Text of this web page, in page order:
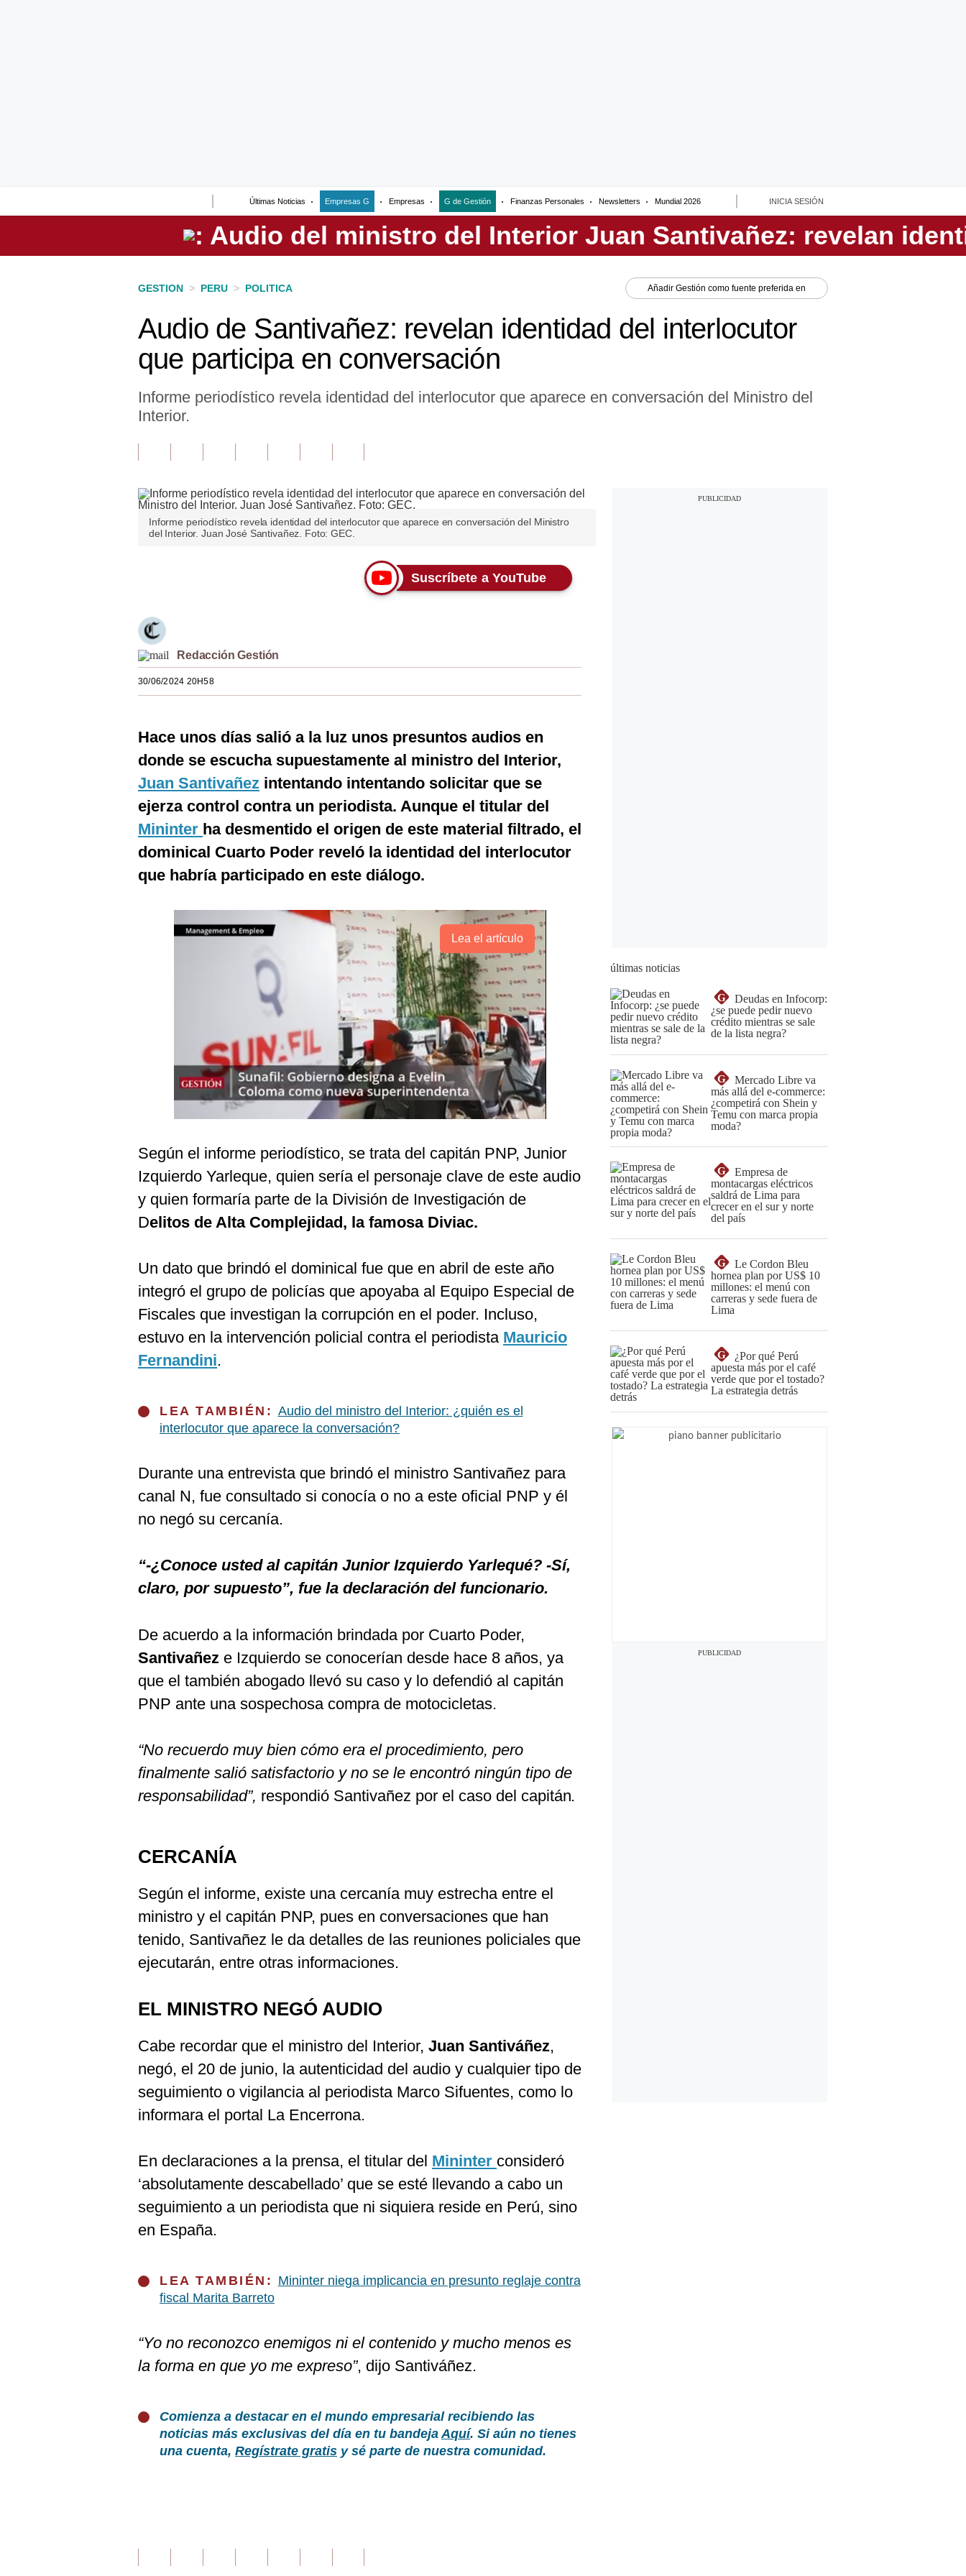
Últimas Noticias Empresas G Empresas G de Gestión Finanzas Personales Newsletters Mundial 2026 INICIA SESIÓN
Perú
GESTION > PERU > POLITICA Añadir Gestión como fuente preferida en
Audio de Santivañez: revelan identidad del interlocutor
que participa en conversación
Informe periodístico revela identidad del interlocutor que aparece en conversación del Ministro del
Interior.
Informe periodístico revela identidad del interlocutor que aparece en conversación del Ministro
del Interior. Juan José Santivañez. Foto: GEC.
Suscríbete a YouTube
Redacción Gestión
30/06/2024 20H58
Hace unos días salió a la luz unos presuntos audios en
donde se escucha supuestamente al ministro del Interior,
Juan Santivañez intentando intentando solicitar que se
ejerza control contra un periodista. Aunque el titular del
Mininter ha desmentido el origen de este material filtrado, el
dominical Cuarto Poder reveló la identidad del interlocutor
que habría participado en este diálogo.
Lea el artículo
Según el informe periodístico, se trata del capitán PNP, Junior
Izquierdo Yarleque, quien sería el personaje clave de este audio
y quien formaría parte de la División de Investigación de
Delitos de Alta Complejidad, la famosa Diviac.
Un dato que brindó el dominical fue que en abril de este año
integró el grupo de policías que apoyaba al Equipo Especial de
Fiscales que investigan la corrupción en el poder. Incluso,
estuvo en la intervención policial contra el periodista Mauricio
Fernandini.
LEA TAMBIÉN: Audio del ministro del Interior: ¿quién es el
interlocutor que aparece la conversación?
Durante una entrevista que brindó el ministro Santivañez para
canal N, fue consultado si conocía o no a este oficial PNP y él
no negó su cercanía.
“-¿Conoce usted al capitán Junior Izquierdo Yarlequé? -Sí,
claro, por supuesto”, fue la declaración del funcionario.
De acuerdo a la información brindada por Cuarto Poder,
Santivañez e Izquierdo se conocerían desde hace 8 años, ya
que el también abogado llevó su caso y lo defendió al capitán
PNP ante una sospechosa compra de motocicletas.
“No recuerdo muy bien cómo era el procedimiento, pero
finalmente salió satisfactorio y no se le encontró ningún tipo de
responsabilidad”, respondió Santivañez por el caso del capitán.
CERCANÍA
Según el informe, existe una cercanía muy estrecha entre el
ministro y el capitán PNP, pues en conversaciones que han
tenido, Santivañez le da detalles de las reuniones policiales que
ejecutarán, entre otras informaciones.
EL MINISTRO NEGÓ AUDIO
Cabe recordar que el ministro del Interior, Juan Santiváñez,
negó, el 20 de junio, la autenticidad del audio y cualquier tipo de
seguimiento o vigilancia al periodista Marco Sifuentes, como lo
informara el portal La Encerrona.
En declaraciones a la prensa, el titular del Mininter consideró
‘absolutamente descabellado’ que se esté llevando a cabo un
seguimiento a un periodista que ni siquiera reside en Perú, sino
en España.
LEA TAMBIÉN: Mininter niega implicancia en presunto reglaje contra
fiscal Marita Barreto
“Yo no reconozco enemigos ni el contenido y mucho menos es
la forma en que yo me expreso”, dijo Santiváñez.
Comienza a destacar en el mundo empresarial recibiendo las
noticias más exclusivas del día en tu bandejaAquí. Si aún no tienes
una cuenta, Regístrate gratis y sé parte de nuestra comunidad.
últimas noticias
G
Deudas en Infocorp:
¿se puede pedir nuevo
crédito mientras se sale
de la lista negra?
G
Mercado Libre va
más allá del e-commerce:
¿competirá con Shein y
Temu con marca propia
moda?
G
Empresa de
montacargas eléctricos
saldrá de Lima para
crecer en el sur y norte
del país
G
Le Cordon Bleu
hornea plan por US$ 10
millones: el menú con
carreras y sede fuera de
Lima
G
¿Por qué Perú
apuesta más por el café
verde que por el tostado?
La estrategia detrás